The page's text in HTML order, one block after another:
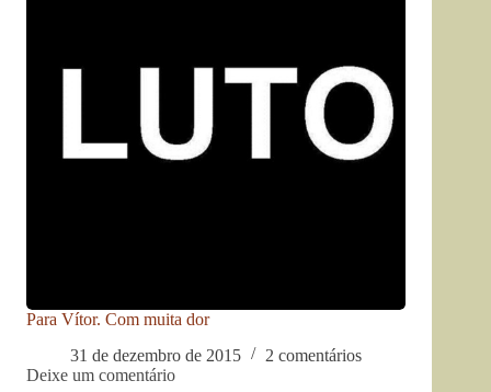
Para Vítor. Com muita dor
31 de dezembro de 2015
2 comentários
Deixe um comentário